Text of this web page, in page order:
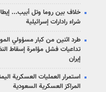
خلاف بين روما وتل أبيب...
شراء رادارات إسرائيلية
طرد اثنين من كبار مسؤولي
تداعيات فشل مؤامرة إسقاط
إيران
استمرار العمليات العسكرية
المراكز العسكرية السعودية